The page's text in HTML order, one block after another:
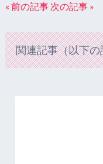
« 前の記事 次の記事 »
関連記事（以下